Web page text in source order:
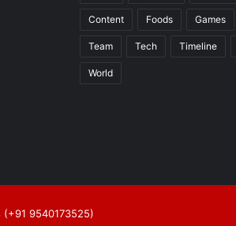
Content Foods Games
Team Tech Timeline
World
9540173525)